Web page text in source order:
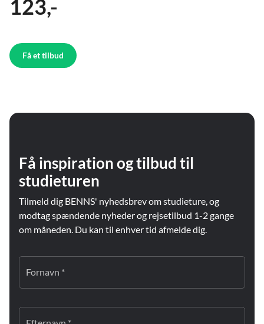
123,-
Få et tilbud
Få inspiration og tilbud til
studieturen
Tilmeld dig BENNS' nyhedsbrev om studieture, og
modtag spændende nyheder og rejsetilbud 1-2 gange
om måneden. Du kan til enhver tid afmelde dig.
Fornavn *